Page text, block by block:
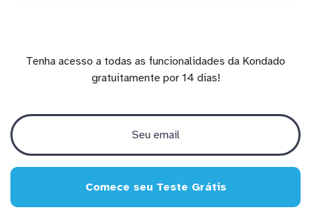
Tenha acesso a todas as funcionalidades da Kondado
gratuitamente por 14 dias!
Comece seu Teste Grátis